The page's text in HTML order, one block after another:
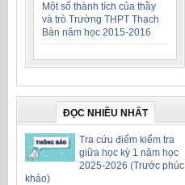
Một số thành tích của thầy
và trò Trường THPT Thạch
Bàn năm học 2015-2016
ĐỌC NHIỀU NHẤT
Tra cứu điểm kiểm tra
giữa học kỳ 1 năm học
2025-2026 (Trước phúc
khảo)